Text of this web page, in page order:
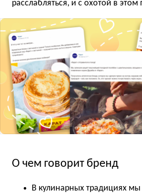
расслабляться, и с охотой в
О чем говорит бренд
В кулинарных традициях